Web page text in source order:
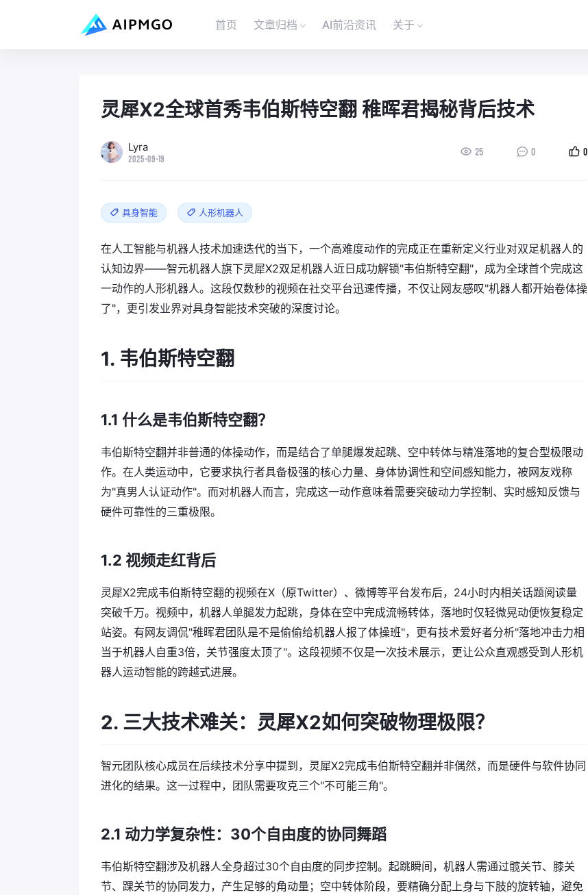
首页 文章归档 AI前沿资讯 关于
灵犀X2全球首秀韦伯斯特空翻 稚晖君揭秘背后技术
Lyra
2025-09-19
25 0 0
具身智能 人形机器人
在人工智能与机器人技术加速迭代的当下，一个高难度动作的完成正在重新定义行业对双足机器人的
认知边界——智元机器人旗下灵犀X2双足机器人近日成功解锁"韦伯斯特空翻"，成为全球首个完成这
一动作的人形机器人。这段仅数秒的视频在社交平台迅速传播，不仅让网友感叹"机器人都开始卷体操
了"，更引发业界对具身智能技术突破的深度讨论。
1. 韦伯斯特空翻
1.1 什么是韦伯斯特空翻？
韦伯斯特空翻并非普通的体操动作，而是结合了单腿爆发起跳、空中转体与精准落地的复合型极限动
作。在人类运动中，它要求执行者具备极强的核心力量、身体协调性和空间感知能力，被网友戏称
为"真男人认证动作"。而对机器人而言，完成这一动作意味着需要突破动力学控制、实时感知反馈与
硬件可靠性的三重极限。
1.2 视频走红背后
灵犀X2完成韦伯斯特空翻的视频在X（原Twitter）、微博等平台发布后，24小时内相关话题阅读量
突破千万。视频中，机器人单腿发力起跳，身体在空中完成流畅转体，落地时仅轻微晃动便恢复稳定
站姿。有网友调侃"稚晖君团队是不是偷偷给机器人报了体操班"，更有技术爱好者分析"落地冲击力相
当于机器人自重3倍，关节强度太顶了"。这段视频不仅是一次技术展示，更让公众直观感受到人形机
器人运动智能的跨越式进展。
2. 三大技术难关：灵犀X2如何突破物理极限？
智元团队核心成员在后续技术分享中提到，灵犀X2完成韦伯斯特空翻并非偶然，而是硬件与软件协同
进化的结果。这一过程中，团队需要攻克三个"不可能三角"。
2.1 动力学复杂性：30个自由度的协同舞蹈
韦伯斯特空翻涉及机器人全身超过30个自由度的同步控制。起跳瞬间，机器人需通过髋关节、膝关
节、踝关节的协同发力，产生足够的角动量；空中转体阶段，要精确分配上身与下肢的旋转轴，避免